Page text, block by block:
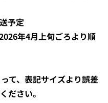
予定
年4月上旬ごろより順
て、表記サイズより誤差
ださい。